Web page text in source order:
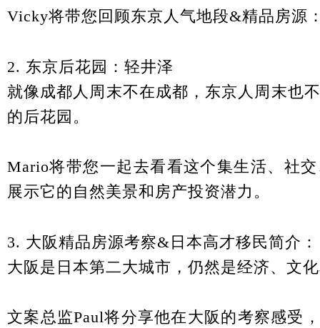
Vicky将带您回顾东京人气地段&精品房源
2. 东京后花园：轻井泽
就像成都人周末不在成都，东京人周末也
的后花园。
Mario将带您一起去看看这个集生活、社
展示它的自然美景和房产投资潜力。
3. 大阪精品房源考察&日本高才移民简介：
大阪是日本第二大城市，仍然是经济、文
文案总监Paul将分享他在大阪的考察感受